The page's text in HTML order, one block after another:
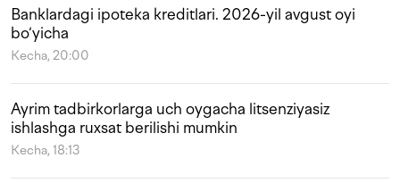
Banklardagi ipoteka kreditlari. 2026-yil avgust oyi
bo‘yicha
Kecha, 20:00
Ayrim tadbirkorlarga uch oygacha litsenziyasiz
ishlashga ruxsat berilishi mumkin
Kecha, 18:13